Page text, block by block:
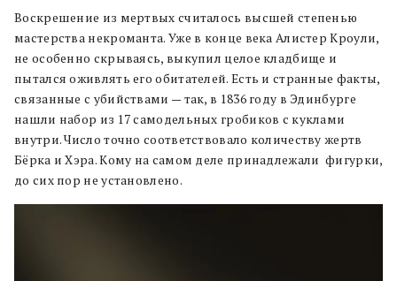
Воскрешение из мертвых считалось высшей степенью
мастерства некроманта. Уже в конце века Алистер Кроули,
не особенно скрываясь, выкупил целое кладбище и
пытался оживлять его обитателей. Есть и странные факты,
связанные с убийствами — так, в 1836 году в Эдинбурге
нашли набор из 17 самодельных гробиков с куклами
внутри. Число точно соответствовало количеству жертв
Бёрка и Хэра. Кому на самом деле принадлежали фигурки,
до сих пор не установлено.